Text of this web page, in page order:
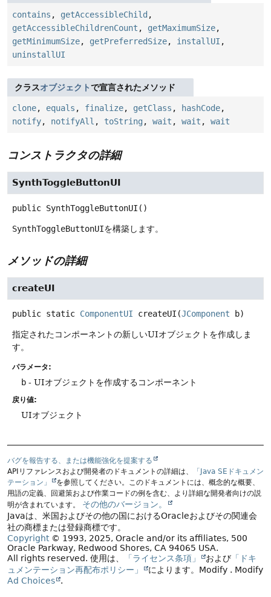
contains , getAccessibleChild ,
getAccessibleChildrenCount , getMaximumSize,
getMinimumSize, getPreferredSize, installUI ,
uninstallUI
クラスオブジェクトで宣言されたメソッド
clone, equals , finalize, getClass , hashCode,
notify, notifyAll , toString , wait , wait , wait
コンストラクタの詳細
SynthToggleButtonUI
public SynthToggleButtonUI ()
SynthToggleButtonUIを構築します。
メソッドの詳細
createUI
public static ComponentUI createUI (JComponent b)
指定されたコンポーネントの新しいUIオブジェクトを作成しま
す。
パラメータ:
b - UIオブジェクトを作成するコンポーネント
戻り値:
UIオブジェクト
バグを報告する、または機能強化を提案する
APIリファレンスおよび開発者のドキュメントの詳細は、
「Java SEドキュメン
テーション」
を参照してください。このドキュメントには、概念的な概要、
用語の定義、回避策および作業コードの例を含む、より詳細な開発者向けの説
明が含まれています。
その他のバージョン。
Javaは、米国およびその他の国におけるOracleおよびその関連会
社の商標または登録商標です。
Copyright© 1993, 2025, Oracle and/or its affiliates, 500
Oracle Parkway, Redwood Shores, CA 94065 USA.
All rights reserved. 使用は、 「ライセンス条項」 および 「ドキ
ュメンテーション再配布ポリシー」
によります。 Modify . Modify
Ad Choices
.